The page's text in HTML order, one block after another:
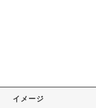
イメージ